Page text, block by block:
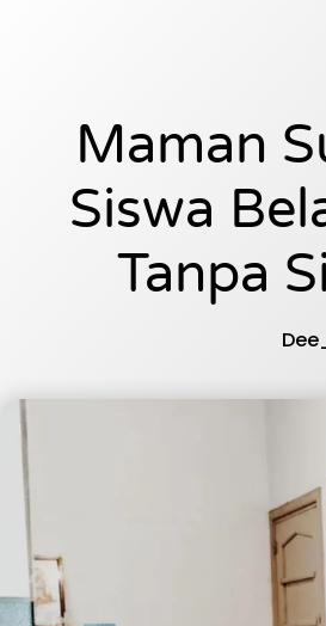
Maman
Siswa
Tanpa